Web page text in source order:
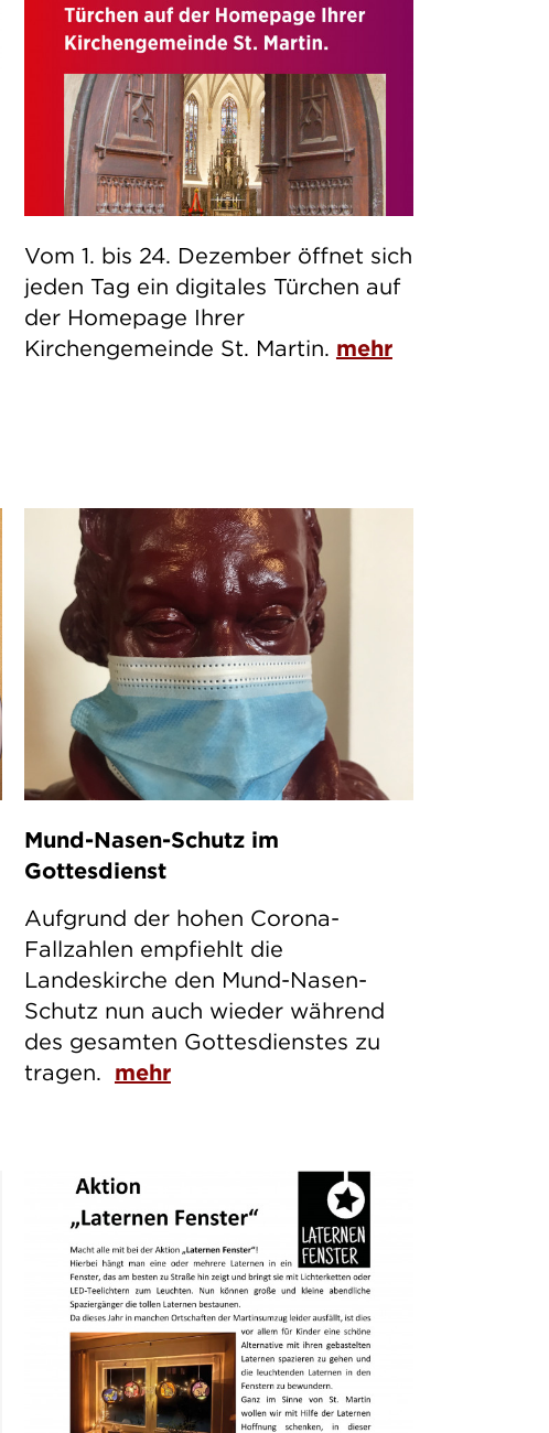
Vom 1. bis 24. Dezember öffnet sich
jeden Tag ein digitales Türchen auf
der Homepage Ihrer
Kirchengemeinde St. Martin. mehr
Mund-Nasen-Schutz im
Gottesdienst
Aufgrund der hohen Corona-
Fallzahlen empfiehlt die
Landeskirche den Mund-Nasen-
Schutz nun auch wieder während
des gesamten Gottesdienstes zu
tragen. mehr